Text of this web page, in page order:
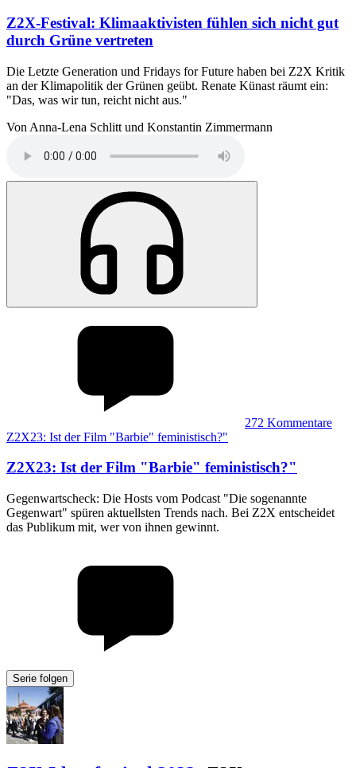
Z2X-Festival: Klimaaktivisten fühlen sich nicht gut
durch Grüne vertreten
Die Letzte Generation und Fridays for Future haben bei Z2X Kritik
an der Klimapolitik der Grünen geübt. Renate Künast räumt ein:
"Das, was wir tun, reicht nicht aus."
Von Anna-Lena Schlitt und Konstantin Zimmermann
272 Kommentare
Z2X23: Ist der Film "Barbie" feministisch?"
Z2X23: Ist der Film "Barbie" feministisch?"
Gegenwartscheck: Die Hosts vom Podcast "Die sogenannte
Gegenwart" spüren aktuellsten Trends nach. Bei Z2X entscheidet
das Publikum mit, wer von ihnen gewinnt.
Serie folgen